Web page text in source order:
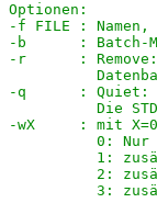
Optionen:
-f FILE : Namen,
-b      : Batch-
-r      : Remove:
-q      : Quiet:
Die
-wX     : mit
0: Nur
1:
2:
3: